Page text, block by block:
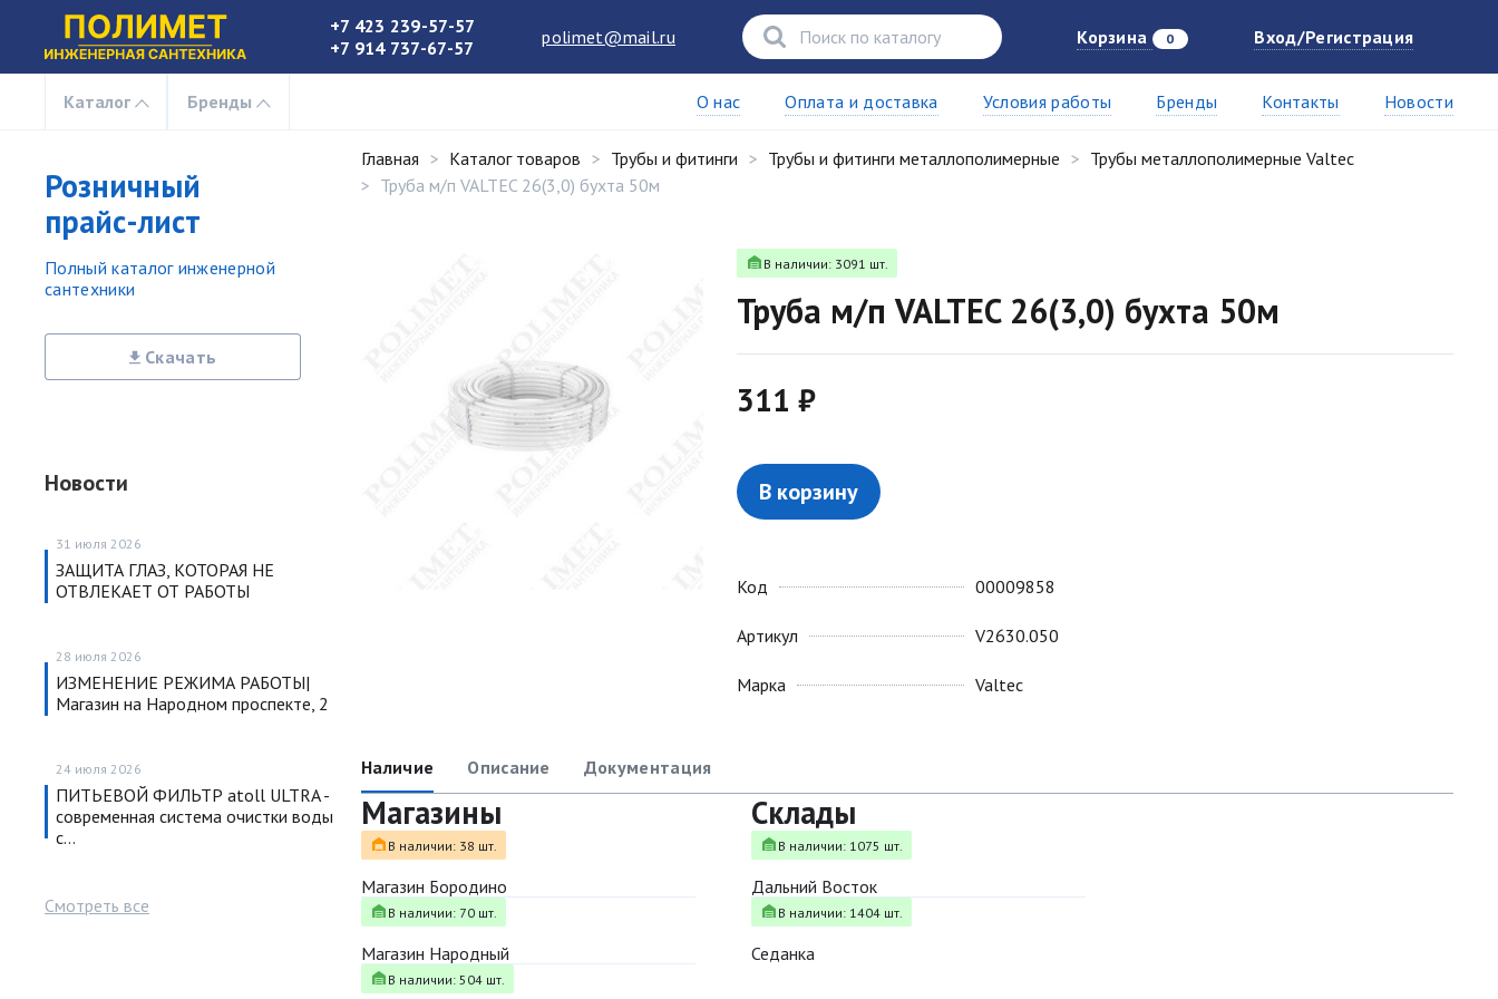
+7 423 239-57-57
+7 914 737-67-57
polimet@mail.ru Корзина 0 Вход/Регистрация
Каталог Бренды О нас Оплата и доставка Условия работы Бренды Контакты Новости
Розничный
прайс-лист
Полный каталог инженерной
сантехники
Скачать
Новости
31 июля 2026
ЗАЩИТА ГЛАЗ, КОТОРАЯ НЕ
ОТВЛЕКАЕТ ОТ РАБОТЫ
28 июля 2026
ИЗМЕНЕНИЕ РЕЖИМА РАБОТЫ|
Магазин на Народном проспекте, 2
24 июля 2026
ПИТЬЕВОЙ ФИЛЬТР atoll ULTRA -
современная система очистки воды
с…
Смотреть все
Главная Каталог товаров Трубы и фитинги Трубы и фитинги металлополимерные
Трубы металлополимерные Valtec
Труба м/п VALTEC 26(3,0) бухта 50м
В наличии: 3091 шт.
Труба м/п VALTEC 26(3,0) бухта 50м
311 ₽
В корзину
Код
Артикул
Марка
00009858
V2630.050
Valtec
Наличие Описание Документация
Магазины
В наличии: 38 шт.
Магазин Бородино
В наличии: 70 шт.
Магазин Народный
В наличии: 504 шт.
Склады
В наличии: 1075 шт.
Дальний Восток
В наличии: 1404 шт.
Седанка